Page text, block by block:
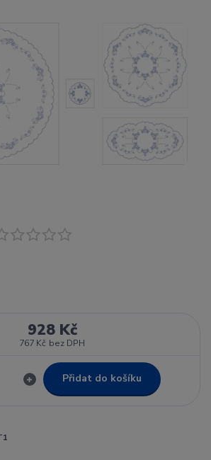
928 Kč
767 Kč bez DPH
Přidat do košíku